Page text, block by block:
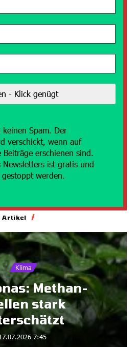
keinen Spam. Der
verschickt, wenn auf
Beiträge erschienen sind.
Newsletters ist gratis und
werden.
Artikel
West-
Regen